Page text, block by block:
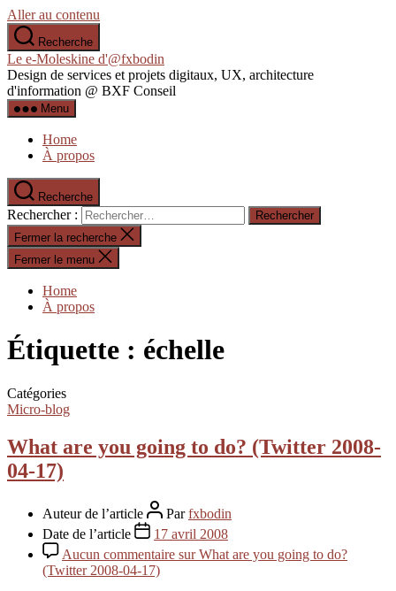
Aller au contenu
Recherche
Le e-Moleskine d'@fxbodin
Design de services et projets digitaux, UX, architecture
d'information @ BXF Conseil
Menu
Home
À propos
Recherche
Rechercher :
Fermer la recherche
Fermer le menu
Home
À propos
Étiquette : échelle
Catégories
Micro-blog
What are you going to do? (Twitter 2008-
04-17)
Auteur de l’article Parfxbodin
Date de l’article
17 avril 2008
Aucun commentaire sur What are you going to do?
(Twitter 2008-04-17)